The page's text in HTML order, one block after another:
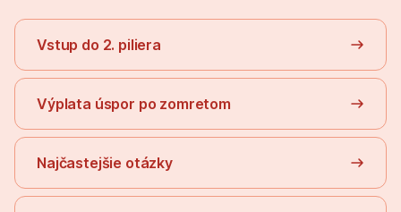
Vstup do 2. piliera
Výplata úspor po zomretom
Najčastejšie otázky